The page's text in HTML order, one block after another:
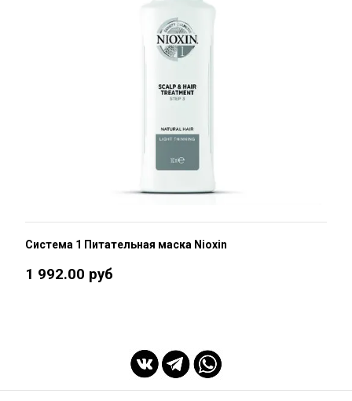
Система 1 Питательная маска Nioxin
1 992.00 руб